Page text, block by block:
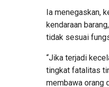
Ia menegaskan,
kendaraan
tidak sesuai
“Jika terjadi
tingkat fatalitas
membawa orang